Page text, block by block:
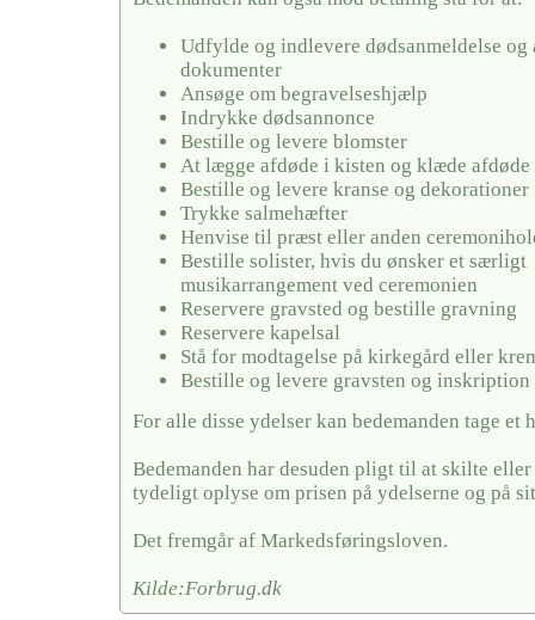
Udfylde og indlevere dødsanmeldelse
dokumenter
Ansøge om begravelseshjælp
Indrykke dødsannonce
Bestille og levere blomster
At lægge afdøde i kisten og klæde afdøde
Bestille og levere kranse og dekorationer
Trykke salmehæfter
Henvise til præst eller anden
Bestille solister, hvis du ønsker et særligt
musikarrangement ved ceremonien
Reservere gravsted og bestille gravning
Reservere kapelsal
Stå for modtagelse på kirkegård eller
Bestille og levere gravsten og inskription
For alle disse ydelser kan bedemanden tage et
Bedemanden har desuden pligt til at skilte eller
tydeligt oplyse om prisen på ydelserne og på
Det fremgår af Markedsføringsloven.
Kilde:Forbrug.dk